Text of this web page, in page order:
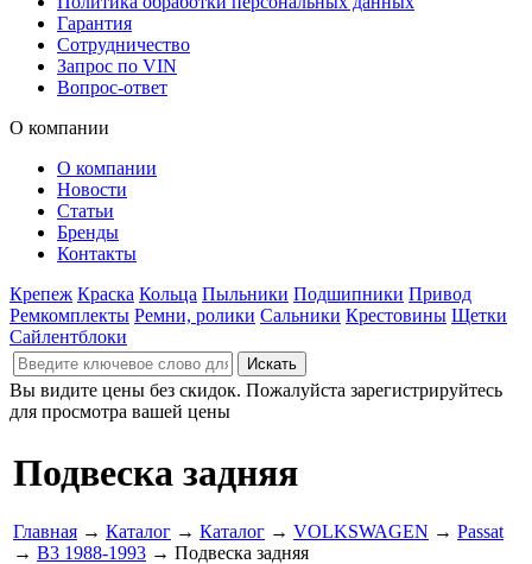
Гарантия
Сотрудничество
Запрос по VIN
Вопрос-ответ
О компании
О компании
Новости
Статьи
Бренды
Контакты
Крепеж Краска Кольца Пыльники Подшипники Привод
Ремкомплекты Ремни, ролики Сальники Крестовины Щетки
Сайлентблоки
Вы видите цены без скидок. Пожалуйста зарегистрируйтесь
для просмотра вашей цены
Подвеска задняя
Главная → Каталог → Каталог → VOLKSWAGEN → Passat
→ B3 1988-1993 → Подвеска задняя